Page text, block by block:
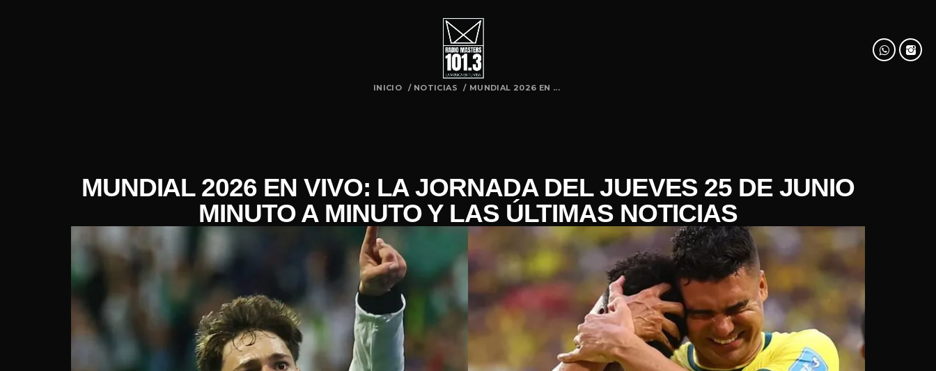
INICIO / NOTICIAS / MUNDIAL 2026 EN ...
MUNDIAL 2026 EN VIVO: LA JORNADA DEL JUEVES 25 DE JUNIO
MINUTO A MINUTO Y LAS ÚLTIMAS NOTICIAS